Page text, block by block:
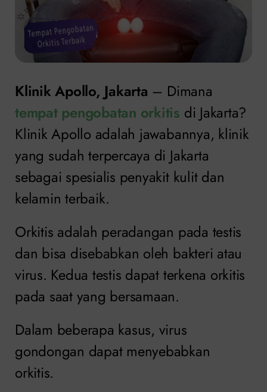
Klinik Apollo, Jakarta – Dimana
tempat pengobatan orkitis di Jakarta?
Klinik Apollo adalah jawabannya, klinik
yang sudah terpercaya di Jakarta
sebagai spesialis penyakit kulit dan
kelamin terbaik.
Orkitis adalah peradangan pada testis
dan bisa disebabkan oleh bakteri atau
virus. Kedua testis dapat terkena orkitis
pada saat yang bersamaan.
Dalam beberapa kasus, virus
gondongan dapat menyebabkan
orkitis.